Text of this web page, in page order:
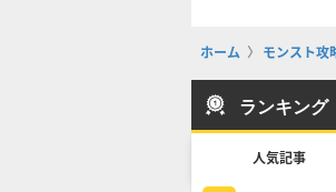
ホーム モンスト攻
ランキング
人気記事